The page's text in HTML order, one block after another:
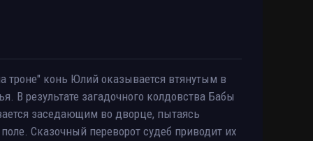
конь Юлий оказывается втянутым в
В результате загадочного колдовства Бабы
заседающим во дворце, пытаясь
Сказочный переворот судеб приводит их